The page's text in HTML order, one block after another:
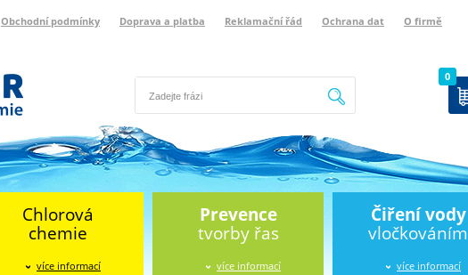
Obchodní podmínky Doprava a platba Reklamační řád Ochrana dat O firmě
Hledat
0
Chlorová
chemie
více informací
Prevence
tvorby řas
více informací
Čiření vody
vločkováním
více informací